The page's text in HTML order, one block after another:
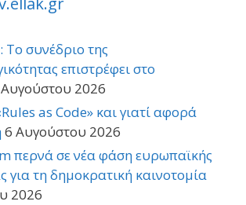
Το συνέδριο της
επιστρέφει στο
2026
as Code» και γιατί αφορά
6 Αυγούστου 2026
περνά σε νέα φάση ευρωπαϊκής
για τη δημοκρατική καινοτομία
2026